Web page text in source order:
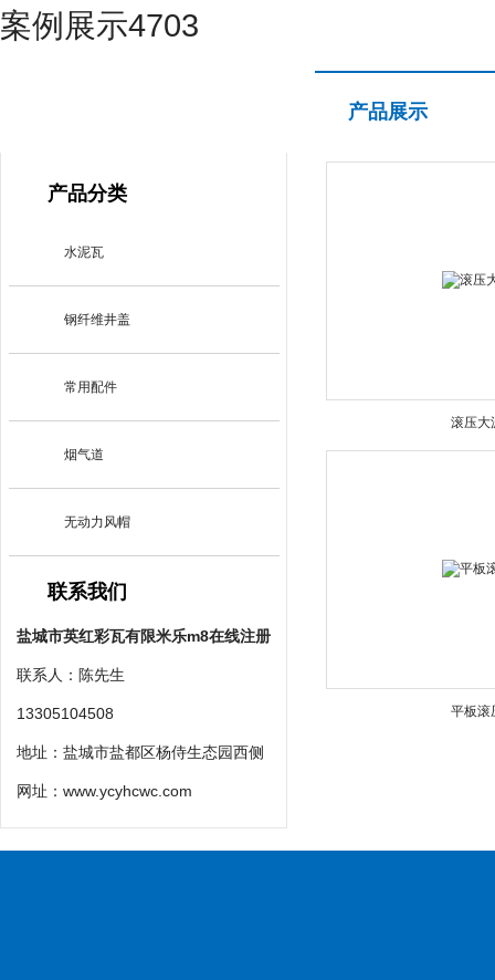
案例展示4703
产品分类
水泥瓦
钢纤维井盖
常用配件
烟气道
无动力风帽
联系我们
盐城市英红彩瓦有限米乐m8在线注册
联系人：陈先生
13305104508
地址：盐城市盐都区杨侍生态园西侧
网址： www.ycyhcwc.com
产品展示
滚压大
平板滚